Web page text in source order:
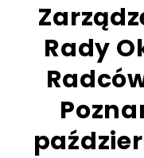
Rady